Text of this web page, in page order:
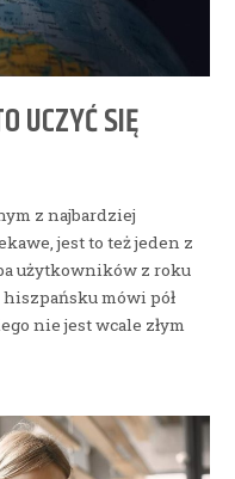
UCZYĆ SIĘ
z najbardziej
jest to też jeden z
użytkowników z roku
mówi pół
nie jest wcale złym